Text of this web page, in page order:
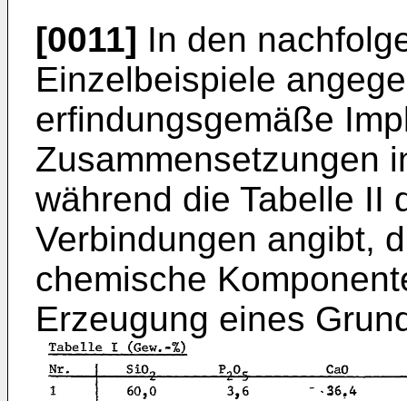
[0011] In den
Einzelbeispiele
erfindungsgemäße
Zusammensetzungen
während die Tabelle II
Verbindungen angibt,
chemische
Erzeugung eines